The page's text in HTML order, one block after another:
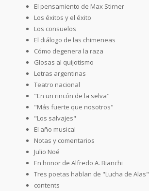
El pensamiento de Max Stirner
Los éxitos y el éxito
Los consuelos
El diálogo de las chimeneas
Cómo degenera la raza
Glosas al quijotismo
Letras argentinas
Teatro nacional
"En un rincón de la selva"
"Más fuerte que nosotros"
"Los salvajes"
El año musical
Notas y comentarios
Julio Noé
En honor de Alfredo A. Bianchi
Tres poetas hablan de "Lucha de Alas"
contents